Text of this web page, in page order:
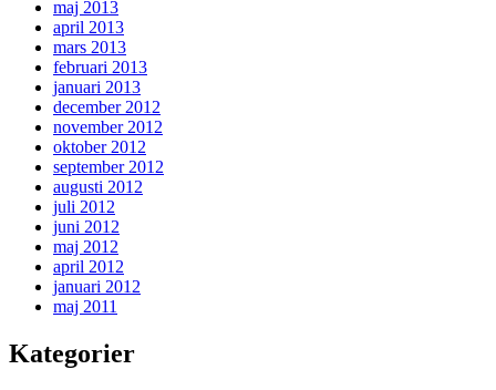
maj 2013
april 2013
mars 2013
februari 2013
januari 2013
december 2012
november 2012
oktober 2012
september 2012
augusti 2012
juli 2012
juni 2012
maj 2012
april 2012
januari 2012
maj 2011
Kategorier